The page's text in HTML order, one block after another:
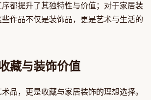
都提升了其独特性与价值；对于家居装
作品不仅是装饰品，更是艺术与生活的
藏与装饰价值
品，更是收藏与家居装饰的理想选择。